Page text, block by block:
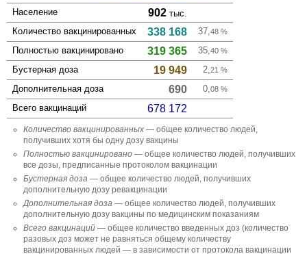
Население 902 тыс.
Количество вакцини­рованных
338 168 37, 48 %
Полностью вакцини­ровано 319 365 35, 40 %
Бустерная доза 19 949 2, 21 %
Дополни­тельная доза 690 0, 08 %
Всего вакцинаций 678 172
Количество вакцини­рованных — общее количество людей,
получивших хотя бы одну дозу вакцины
Полностью вакцини­ровано — общее количество людей, получивших
все дозы, предписанные протоколом вакцинации
Бустерная доза — общее количество людей, получивших
дополнительную дозу ревакцинации
Дополни­тельная доза — общее количество людей, получивших
дополнительную дозу вакцины по медицинским показаниям
Всего вакцинаций — общее количество введенных доз (количество
разовых доз может не равняться общему количеству
вакцинированных людей — в зависимости от протокола вакцинации